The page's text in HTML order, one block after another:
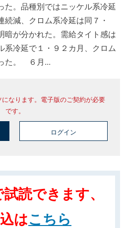
た。品種別ではニッケル系冷延
減、クロム系冷延は同７・
暗が分かれた。需給タイト感は
系冷延で１・９２カ月、クロム
た。 ６月...
なります。電子版のご契約が必要
です。
ログイン
読できます、
はこちら